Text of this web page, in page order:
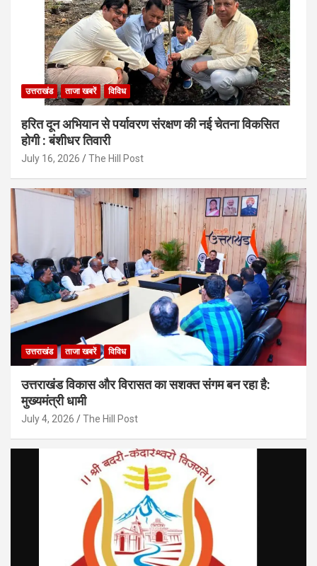
उत्तराखंड ताजा खबरें विविध
हरित दून अभियान से पर्यावरण संरक्षण की नई चेतना विकसित
होगी : बंशीधर तिवारी
July 16, 2026 The Hill Post
उत्तराखंड ताजा खबरें विविध
उत्तराखंड विकास और विरासत का सशक्त संगम बन रहा है:
मुख्यमंत्री धामी
July 4, 2026 The Hill Post